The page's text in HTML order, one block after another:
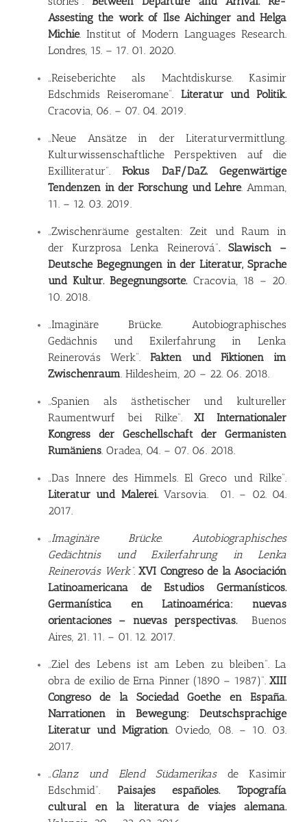
Assesting the work of Ilse Aichinger and Helga
Michie. Institut of Modern Languages Research.
Londres, 15. – 17. 01. 2020.
„Reiseberichte als Machtdiskurse. Kasimir
Edschmids Reiseromane”. Literatur und Politik.
Cracovia, 06. – 07. 04. 2019.
„Neue Ansätze in der Literaturvermittlung.
Kulturwissenschaftliche Perspektiven auf die
Exilliteratur”.Fokus DaF/DaZ. Gegenwärtige
Tendenzen in der Forschung und Lehre. Amman,
11. – 12. 03. 2019.
„Zwischenräume gestalten: Zeit und Raum in
der Kurzprosa Lenka Reinerová”. Slawisch –
Deutsche Begegnungen in der Literatur, Sprache
und Kultur. Begegnungsorte. Cracovia, 18 – 20.
10. 2018.
„Imaginäre Brücke. Autobiographisches
Gedächnis und Exilerfahrung in Lenka
Reinerovás Werk”.Fakten und Fiktionen im
Zwischenraum . Hildesheim, 20 – 22. 06. 2018.
„Spanien als ästhetischer und kultureller
Raumentwurf bei Rilke”.XI Internationaler
Kongress der Geschellschaft der Germanisten
Rumäniens . Oradea, 04. – 07. 06. 2018.
„Das Innere des Himmels. El Greco und Rilke”.
Literatur und Malerei.Varsovia. 01. – 02. 04.
2017.
„Imaginäre Brücke. Autobiographisches
Gedächtnis und Exilerfahrung in Lenka
Reinerovás Werk”. XVI Congreso de la Asociación
Latinoamericana de Estudios Germanísticos.
Germanística en Latinoamérica: nuevas
orientaciones – nuevas perspectivas.
Buenos
Aires, 21. 11. – 01. 12. 2017.
„Ziel des Lebens ist am Leben zu bleiben”. La
obra de exilio de Erna Pinner (1890 – 1987)”. XIII
Congreso de la Sociedad Goethe en España.
Narrationen in Bewegung: Deutschsprachige
Literatur und Migration . Oviedo, 08. – 10. 03.
2017.
„Glanz und Elend Südamerikasde Kasimir
Edschmid”. Paisajes españoles. Topografía
cultural en la literatura de viajes alemana.